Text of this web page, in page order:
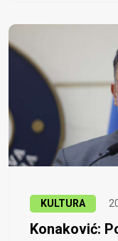
KULTURA
Konaković: